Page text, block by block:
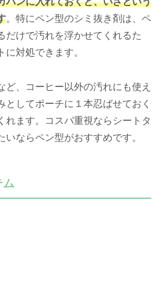
。特にペン型のシミ抜き剤は、ペ
だけで汚れを浮かせてくれるた
対処できます。
ど、コーヒー以外の汚れにも使え
としてポーチに１本忍ばせておく
れます。コスパ重視ならシートタ
いならペン型がおすすめです。
ム